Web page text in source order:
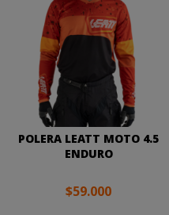
POLERA LEATT MOTO 4.5
ENDURO
$59.000